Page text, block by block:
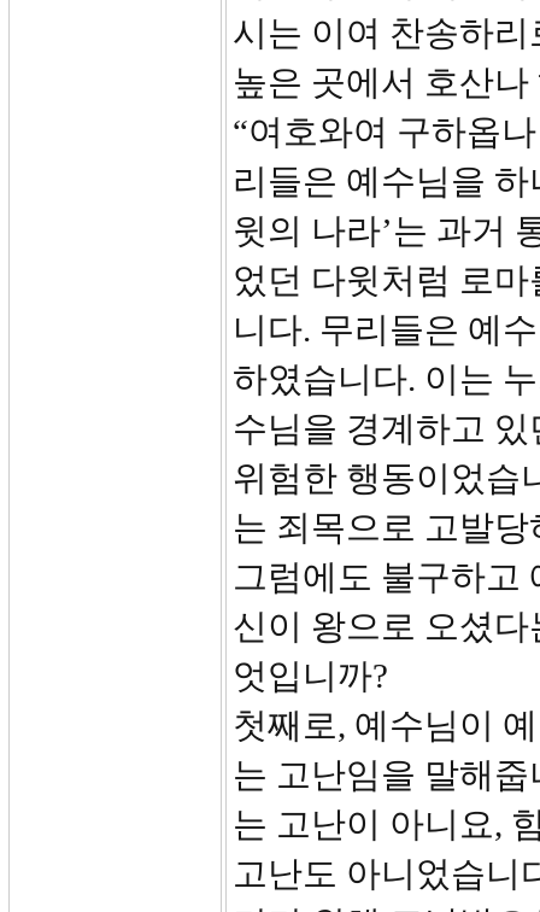
시는 이여 찬송하
높은 곳에서 호산나
“여호와여 구하옵
리들은 예수님을
윗의 나라’는 과거
었던 다윗처럼 로
니다. 무리들은 예
하였습니다. 이는
수님을 경계하고
위험한 행동이었습
는 죄목으로 고발
그럼에도 불구하고
신이 왕으로 오셨
엇입니까?
첫째로, 예수님이
는 고난임을 말해
는 고난이 아니요,
고난도 아니었습니